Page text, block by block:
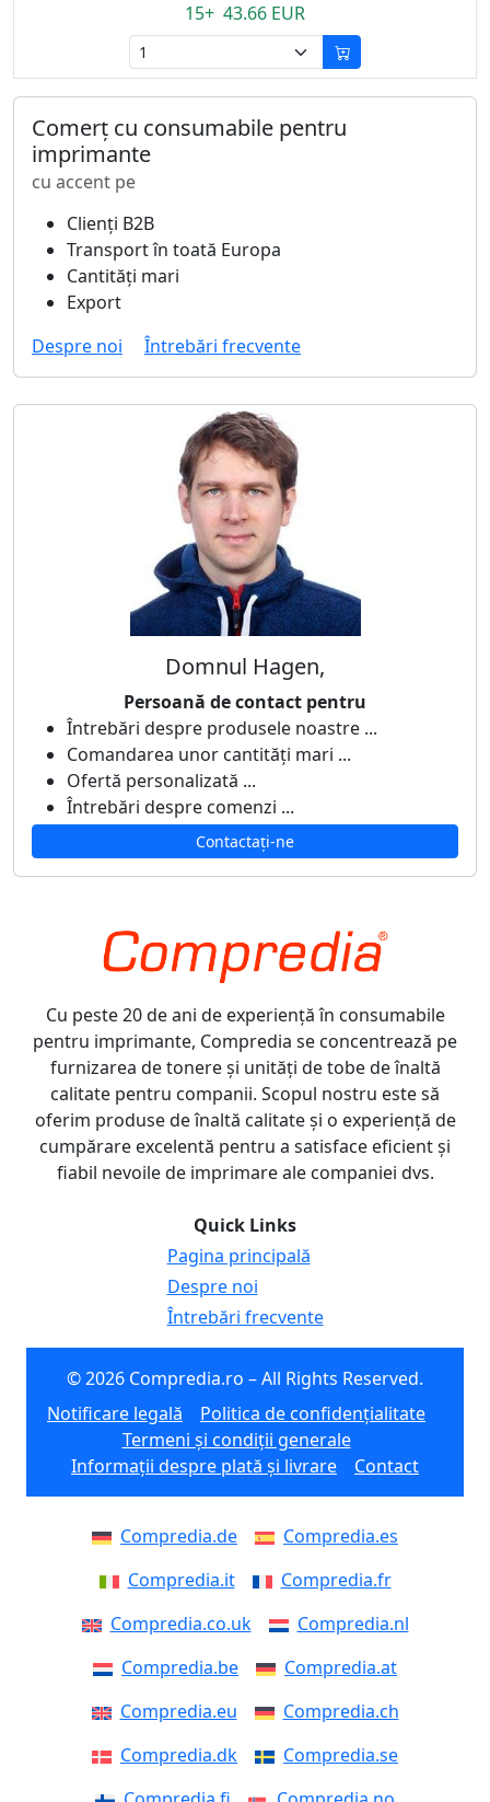
15+ 43.66 EUR
Comerț cu consumabile pentru
imprimante
cu accent pe
Clienți B2B
Transport în toată Europa
Cantități mari
Export
Despre noi
Întrebări frecvente
Domnul Hagen,
Persoană de contact pentru
Întrebări despre produsele noastre ...
Comandarea unor cantități mari ...
Ofertă personalizată ...
Întrebări despre comenzi ...
Contactați-ne
Cu peste 20 de ani de experiență în consumabile
pentru imprimante, Compredia se concentrează pe
furnizarea de tonere și unități de tobe de înaltă
calitate pentru companii. Scopul nostru este să
oferim produse de înaltă calitate și o experiență de
cumpărare excelentă pentru a satisface eficient și
fiabil nevoile de imprimare ale companiei dvs.
Quick Links
Pagina principală
Despre noi
Întrebări frecvente
© 2026 Compredia.ro – All Rights Reserved.
Notificare legală
Politica de confidențialitate
Termeni și condiții generale
Informații despre plată și livrare
Contact
Compredia.de
Compredia.es
Compredia.it
Compredia.fr
Compredia.co.uk
Compredia.nl
Compredia.be
Compredia.at
Compredia.eu
Compredia.ch
Compredia.dk
Compredia.se